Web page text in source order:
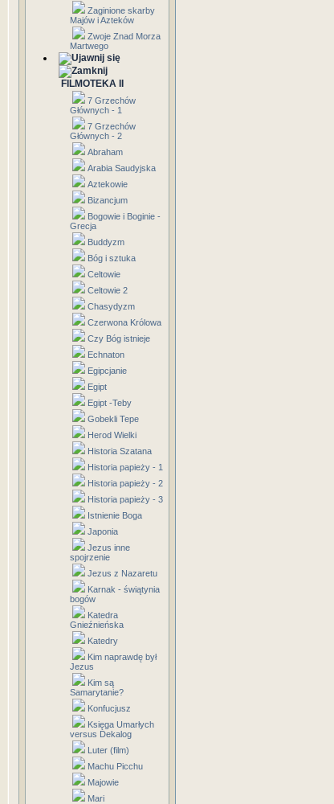
Zaginione skarby
Majów i Azteków
Zwoje Znad Morza
Martwego
FILMOTEKA II
7 Grzechów
Głównych - 1
7 Grzechów
Głównych - 2
Abraham
Arabia Saudyjska
Aztekowie
Bizancjum
Bogowie i Boginie -
Grecja
Buddyzm
Bóg i sztuka
Celtowie
Celtowie 2
Chasydyzm
Czerwona Królowa
Czy Bóg istnieje
Echnaton
Egipcjanie
Egipt
Egipt -Teby
Gobekli Tepe
Herod Wielki
Historia Szatana
Historia papieży - 1
Historia papieży - 2
Historia papieży - 3
Istnienie Boga
Japonia
Jezus inne
spojrzenie
Jezus z Nazaretu
Karnak - świątynia
bogów
Katedra
Gnieźnieńska
Katedry
Kim naprawdę był
Jezus
Kim są
Samarytanie?
Konfucjusz
Księga Umarłych
versus Dekalog
Luter (film)
Machu Picchu
Majowie
Mari